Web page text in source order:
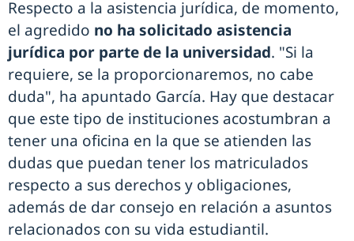
Respecto a la asistencia jurídica, de momento,
el agredido no ha solicitado asistencia
jurídica por parte de la universidad. "Si la
requiere, se la proporcionaremos, no cabe
duda", ha apuntado García. Hay que destacar
que este tipo de instituciones acostumbran a
tener una oficina en la que se atienden las
dudas que puedan tener los matriculados
respecto a sus derechos y obligaciones,
además de dar consejo en relación a asuntos
relacionados con su vida estudiantil.